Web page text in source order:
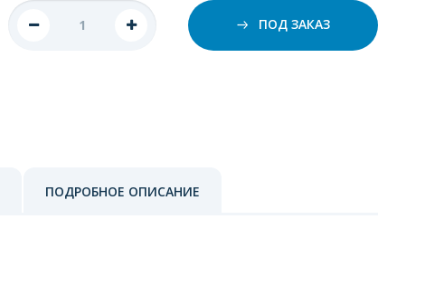
ПОД ЗАКАЗ
ПОДРОБНОЕ ОПИСАНИЕ